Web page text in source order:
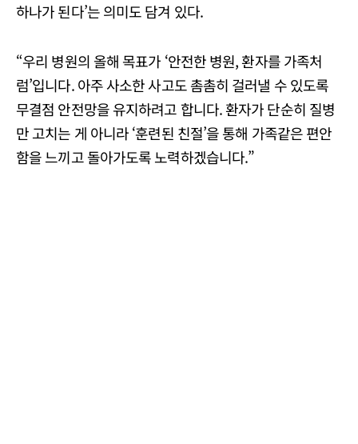
하나가 된다’는 의미도 담겨 있다.
“우리 병원의 올해 목표가 ‘안전한 병원, 환자를 가족처
럼’입니다. 아주 사소한 사고도 촘촘히 걸러낼 수 있도록
무결점 안전망을 유지하려고 합니다. 환자가 단순히 질병
만 고치는 게 아니라 ‘훈련된 친절’을 통해 가족같은 편안
함을 느끼고 돌아가도록 노력하겠습니다.”